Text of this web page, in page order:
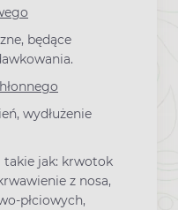
będące
wydłużenie
takie jak: krwotok
z nosa,
płciowych,